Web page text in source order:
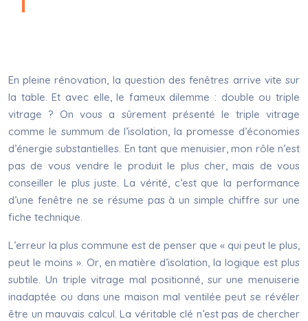
En pleine rénovation, la question des fenêtres arrive vite sur
la table. Et avec elle, le fameux dilemme : double ou triple
vitrage ? On vous a sûrement présenté le triple vitrage
comme le summum de l’isolation, la promesse d’économies
d’énergie substantielles. En tant que menuisier, mon rôle n’est
pas de vous vendre le produit le plus cher, mais de vous
conseiller le plus juste. La vérité, c’est que la performance
d’une fenêtre ne se résume pas à un simple chiffre sur une
fiche technique.
L’erreur la plus commune est de penser que « qui peut le plus,
peut le moins ». Or, en matière d’isolation, la logique est plus
subtile. Un triple vitrage mal positionné, sur une menuiserie
inadaptée ou dans une maison mal ventilée peut se révéler
être un mauvais calcul. La véritable clé n’est pas de chercher